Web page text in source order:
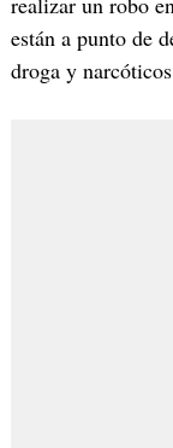
están a punto de
droga y